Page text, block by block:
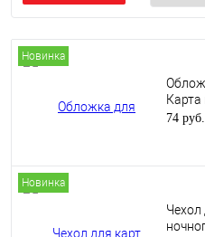
Новинка
Карта
74 руб.
Новинка
Чехол